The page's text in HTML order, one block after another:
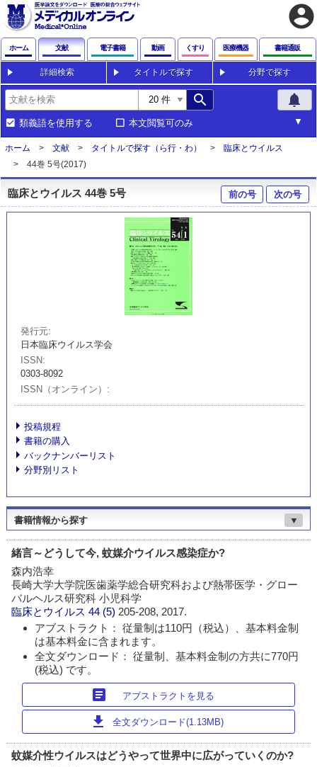
account_circle
ホーム 文献 電子書籍 動画 くすり 医療機器 書籍通販
詳細検索 タイトルで探す 分野で探す
search notifications
類義語を使用する 本文閲覧可のみ
ホーム 文献 タイトルで探す（ら行・わ）
臨床とウイルス
44巻 5号(2017)
臨床とウイルス 44巻 5号 前の号 次の号
発行元
日本臨床ウイルス学会
ISSN
0303-8092
ISSN（オンライン）
投稿規程
書籍の購入
バックナンバーリスト
分野別リスト
書籍情報から探す ▼
緒言～どうして今, 蚊媒介ウイルス感染症か?
森内浩幸
長崎大学大学院医歯薬学総合研究科および熱帯医学・グロー
バルヘルス研究科 小児科学
臨床とウイルス 44 (5) 205-208, 2017.
アブストラクト： 従量制は110円（税込）、基本料金制
は基本料金に含まれます。
全文ダウンロード： 従量制、基本料金制の方共に770円
(税込) です。
article アブストラクトを見る
download 全文ダウンロード(1.13MB)
蚊媒介性ウイルスはどうやって世界中に広がっていくのか?